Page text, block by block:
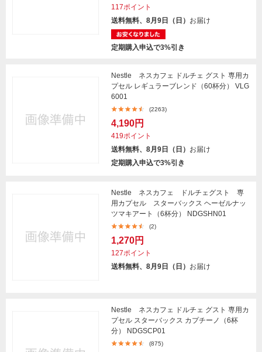
117ポイント
送料無料、8月9日（日） お届け
定期購入申込で3%引き
Nestle ネスカフェ ドルチェ グスト 専用カ
プセル レギュラーブレンド（60杯分） VLG
6001
(2263)
4,190円
419ポイント
送料無料、8月9日（日） お届け
定期購入申込で3%引き
Nestle ネスカフェ ドルチェグスト 専
用カプセル スターバックス ヘーゼルナッ
ツマキアート（6杯分） NDGSHN01
(2)
1,270円
127ポイント
送料無料、8月9日（日） お届け
Nestle ネスカフェ ドルチェ グスト 専用カ
プセル スターバックス カプチーノ（6杯
分） NDGSCP01
(875)